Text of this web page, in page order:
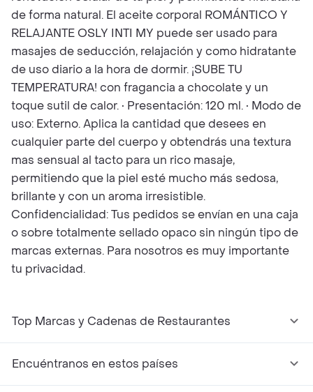
de forma natural. El aceite corporal ROMÁNTICO Y
RELAJANTE OSLY INTI MY puede ser usado para
masajes de seducción, relajación y como hidratante
de uso diario a la hora de dormir. ¡SUBE TU
TEMPERATURA! con fragancia a chocolate y un
toque sutil de calor. • Presentación: 120 ml. • Modo de
uso: Externo. Aplica la cantidad que desees en
cualquier parte del cuerpo y obtendrás una textura
mas sensual al tacto para un rico masaje,
permitiendo que la piel esté mucho más sedosa,
brillante y con un aroma irresistible.
Confidencialidad: Tus pedidos se envían en una caja
o sobre totalmente sellado opaco sin ningún tipo de
marcas externas. Para nosotros es muy importante
tu privacidad.
Top Marcas y Cadenas de Restaurantes
Encuéntranos en estos países